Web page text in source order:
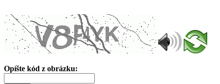
Opíšte kód z obrázku: